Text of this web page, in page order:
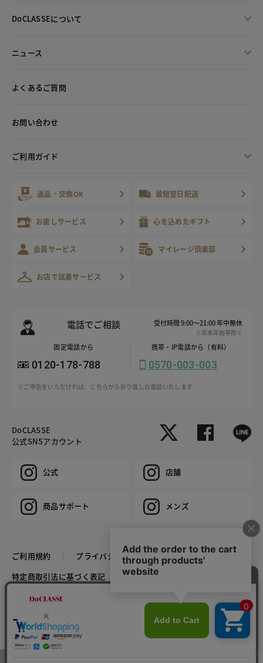
カラー・サイズを選択する
DoCLASSEについて
ニュース
よくあるご質問
お問い合わせ
ご利用ガイド
返品・交換OK 最短翌日配送
お直しサービス 心を込めたギフト
会員サービス マイレージ倶楽部
お店で試着サービス
電話でご相談 受付時間 9:00～21:00 年中無休
※年末年始等除く
固定電話から
0120-178-788
携帯・IP電話から（有料）
0570-003-003
※ご申告をいただければ、こちらから折り返しお電話いたします
DoCLASSE
公式SNSアカウント
公式 店舗
商品サポート メンズ
ご利用規約
プライバシーポリシー
特定商取引法に基づく表記
推奨環境
COPYRIGHT © DoCLASSE ALL RIGHTS RESERVED.